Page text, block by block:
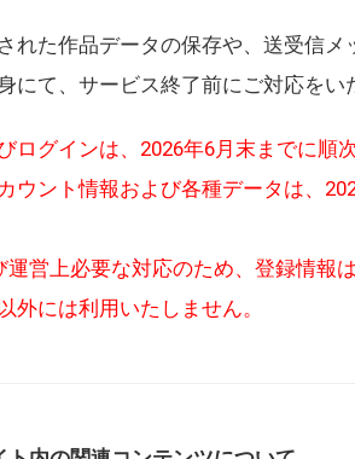
れた作品データの保存や、送受信
にて、サービス終了前にご対応をい
ログインは、2026年6月末までに順
ウント情報および各種データは、
営上必要な対応のため、登録情報
外には利用いたしません。